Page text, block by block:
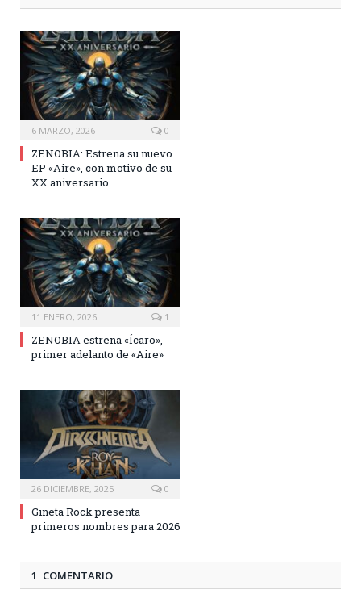
6 MARZO, 2026 0
ZENOBIA: Estrena su nuevo
EP «Aire», con motivo de su
XX aniversario
11 ENERO, 2026 1
ZENOBIA estrena «Ícaro»,
primer adelanto de «Aire»
26 DICIEMBRE, 2025 0
Gineta Rock presenta
primeros nombres para 2026
1 COMENTARIO